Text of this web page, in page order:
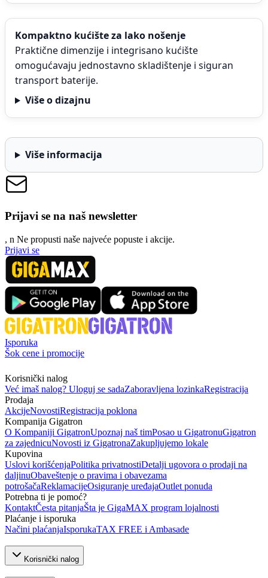
Kompaktno kućište za lako nošenje
Praktične dimenzije i integrisano kućište
omogućavaju jednostavno skladištenje i siguran
transport baterije.
Više o dizajnu
Više informacija
Prijavi se na naš newsletter
, n Ne propusti naše najveće popuste i akcije.
Prijavi se
Isporuka
Šok cene i promocije
Korisnički nalog
Već imaš nalog? Uloguj se sadaZaboravljena lozinkaRegistracija
Prodaja
AkcijeNovostiRegistracija poklona
Kompanija Gigatron
O Kompaniji GigatronUpoznaj naš timPosao u GigatronuGigatron
za zajednicuNovosti iz GigatronaZakupljujemo lokale
Kupovina
Uslovi korišćenjaPolitika privatnostiDetalji ugovora o prodaji na
daljinuObaveštenje o pravima i obavezama
potrošačaReklamacijeOsiguranje uređajaOutlet ponuda
Potrebna ti je pomoć?
KontaktČesta pitanjaŠta je GigaMAX program lojalnosti
Plaćanje i isporuka
Načini plaćanjaIsporukaTAX FREE i Ambasade
Korisnički nalog